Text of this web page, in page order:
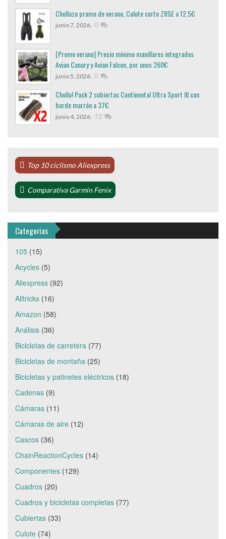
Chollazo promo de verano, Culote corto ZRSE a 12,5€
junio 7, 2026, 0
[Promo verano] Precio mínimo manillares integrados
Avian Canary y Avian Falcon, por unos 260€
junio 5, 2026, 0
Chollo! Pack 2 cubiertas Continental Ultra Sport III con
borde marrón a 37€
junio 4, 2026, 12
Top 10 ciclismo Aliexpress
Comparativa Garmin Fenix
Categorias
105 (15)
Acycles (5)
Aliexpress (92)
Alltricks (16)
Amazon (58)
Análisis (36)
Bicicletas de carretera (77)
Bicicletas de montaña (25)
Bicicletas y patinetes eléctricos (18)
Cadenas (9)
Cámaras (11)
Cámaras de aire (12)
Cascos (36)
ChainReactionCycles (14)
Componentes (129)
Cuadros (20)
Cuadros y bicicletas completas (77)
Cubiertas (33)
Culote (74)